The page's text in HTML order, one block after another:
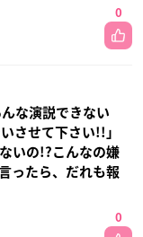
0
な演説できない
させて下さい!!」
いの!?こんなの嫌
ったら、だれも報
0